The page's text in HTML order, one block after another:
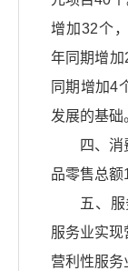
增加32个
年同期增
同期增加4
发展的基础
四、
品零售总额
五、
服务业实
营利性服务